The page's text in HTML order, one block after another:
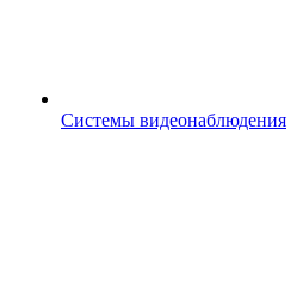
Системы видеонаблюдения